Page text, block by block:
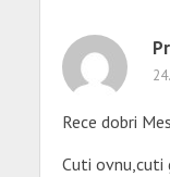
Rece dobri
Cuti ovnu,cuti